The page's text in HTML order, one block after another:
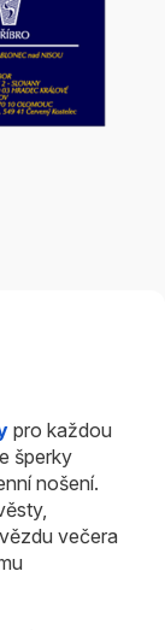
pro každou
šperky
nošení.
večera